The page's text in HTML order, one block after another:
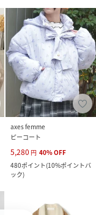
axes femme
ピーコート
5,280 円 40%OFF
480ポイント(10%ポイントバ
ック)